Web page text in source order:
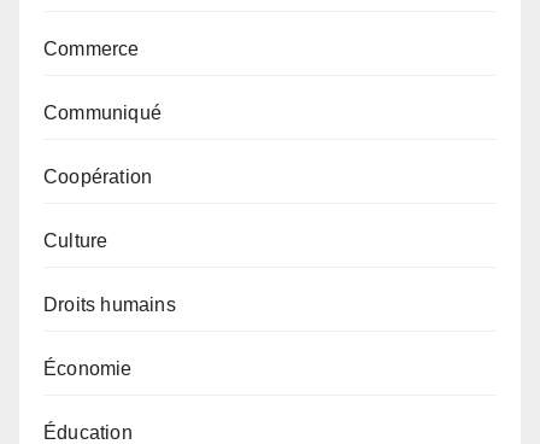
Commerce
Communiqué
Coopération
Culture
Droits humains
Économie
Éducation